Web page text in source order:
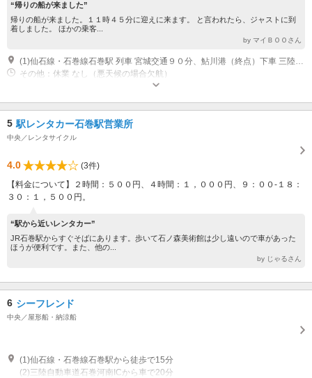
“帰りの船が来ました”
帰りの船が来ました。１１時４５分に迎えに来ます。 と言われたら、ジャストに到
着しました。 ほかの乗客...
by マイＢＯＯさん
(1)仙石線・石巻線石巻駅 列車 宮城交通９０分、鮎川港（終点）下車 三陸自動車道石巻河南IC・石巻女川IC 車 50分
その他：休業 なし（悪天候の場合欠航）
5 駅レンタカー石巻駅営業所
中央／レンタサイクル
4.0
(3件)
【料金について】２時間：５００円、４時間：１，０００円、９：００-１８：
３０：１，５００円。
“駅から近いレンタカー”
JR石巻駅からすぐそばにあります。歩いて石ノ森美術館は少し遠いので車があった
ほうが便利です。また、他の...
by じゃるさん
6 シーフレンド
中央／屋形船・納涼船
(1)仙石線・石巻線石巻駅から徒歩で15分
(2)三陸自動車道石巻河南ICから車で20分